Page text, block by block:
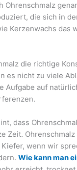
Ohrenschmalz
die sich in
Kerzenwachs das
die richtige
es nicht zu viele
Aufgabe auf
dass
Zeit.
wenn wir
Wie kann man